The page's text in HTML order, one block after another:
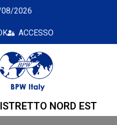
“MITI E
2026
ACCESSO
NORD EST